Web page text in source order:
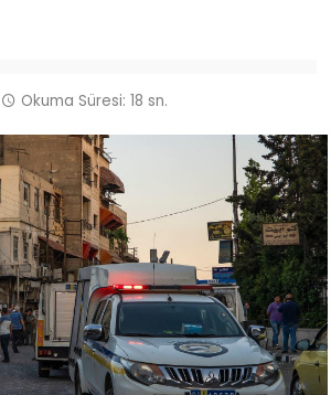
Okuma Süresi: 18 sn.